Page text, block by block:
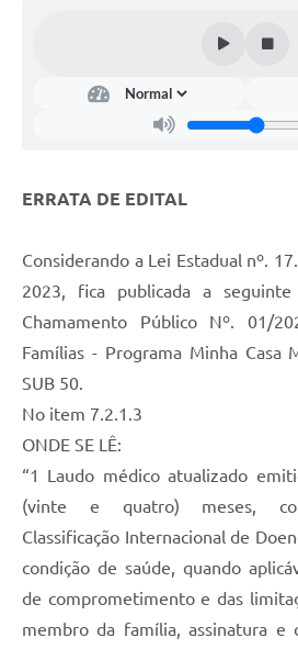
ERRATA DE EDITAL
Considerando a Lei Estadual nº.
2023, fica publicada a
Chamamento Público Nº. 01/
Famílias - Programa Minha Casa
SUB 50.
No item 7.2.1.3
ONDE SE LÊ:
“1 Laudo médico atualizado
(vinte e quatro) meses,
Classificação Internacional de
condição de saúde, quando
de comprometimento e das
membro da família, assinatura e